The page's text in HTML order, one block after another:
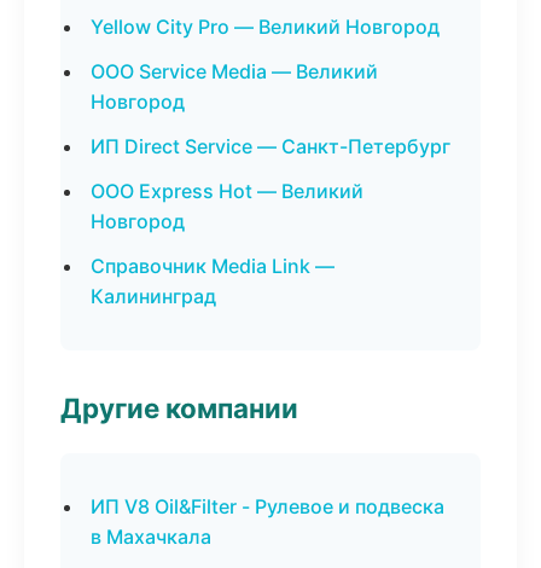
Yellow City Pro — Великий Новгород
ООО Service Media — Великий
Новгород
ИП Direct Service — Санкт-Петербург
ООО Express Hot — Великий
Новгород
Справочник Media Link —
Калининград
Другие компании
ИП V8 Oil&Filter - Рулевое и подвеска
в Махачкала